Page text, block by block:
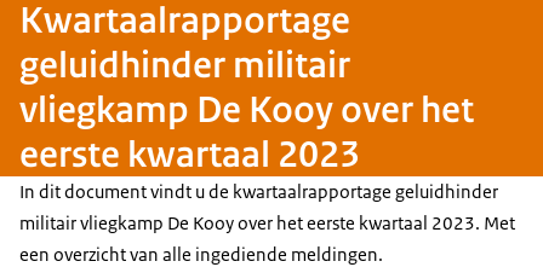
Kwartaalrapportage
geluidhinder militair
vliegkamp De Kooy over het
eerste kwartaal 2023
In dit document vindt u de kwartaalrapportage geluidhinder
militair vliegkamp De Kooy over het eerste kwartaal 2023. Met
een overzicht van alle ingediende meldingen.